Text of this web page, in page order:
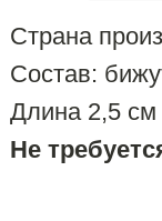
Страна
Состав:
Длина 2,5 см
Не